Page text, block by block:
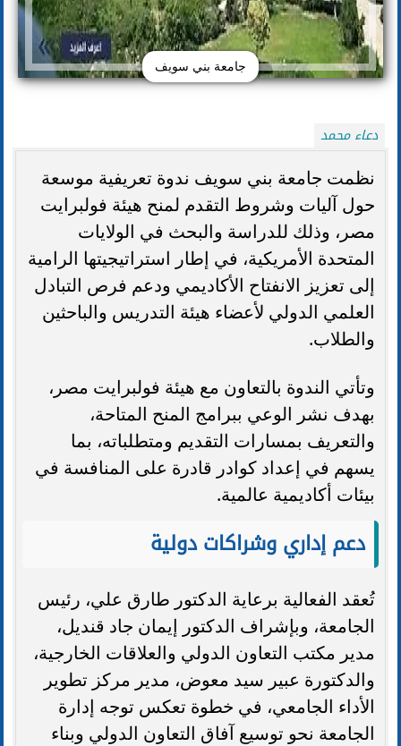
جامعة بني سويف
دعاء محمد
نظمت جامعة بني سويف ندوة تعريفية موسعة
حول آليات وشروط التقدم لمنح هيئة فولبرايت
مصر، وذلك للدراسة والبحث في الولايات
المتحدة الأمريكية، في إطار استراتيجيتها الرامية
إلى تعزيز الانفتاح الأكاديمي ودعم فرص التبادل
العلمي الدولي لأعضاء هيئة التدريس والباحثين
والطلاب.
وتأتي الندوة بالتعاون مع هيئة فولبرايت مصر،
بهدف نشر الوعي ببرامج المنح المتاحة،
والتعريف بمسارات التقديم ومتطلباته، بما
يسهم في إعداد كوادر قادرة على المنافسة في
بيئات أكاديمية عالمية.
دعم إداري وشراكات دولية
تُعقد الفعالية برعاية الدكتور طارق علي، رئيس
الجامعة، وبإشراف الدكتور إيمان جاد قنديل،
مدير مكتب التعاون الدولي والعلاقات الخارجية،
والدكتورة عبير سيد معوض، مدير مركز تطوير
الأداء الجامعي، في خطوة تعكس توجه إدارة
الجامعة نحو توسيع آفاق التعاون الدولي وبناء